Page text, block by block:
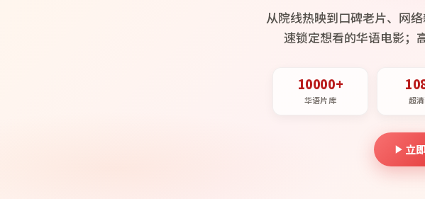
从院线热映到口碑老片、网
速锁定想看的华语电影；
10000+
华语片库 超
立